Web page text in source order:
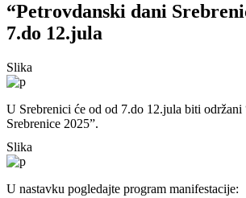
“Petrovdanski dani
7.do 12.jula
Slika
U Srebrenici će od od 7.do 12.jula biti održani
Srebrenice 2025”.
Slika
U nastavku pogledajte program manifestacije: